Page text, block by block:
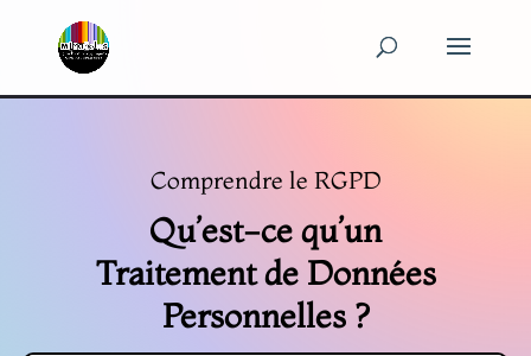
Comprendre le RGPD
Qu’est-ce qu’un
Traitement de Données
Personnelles ?